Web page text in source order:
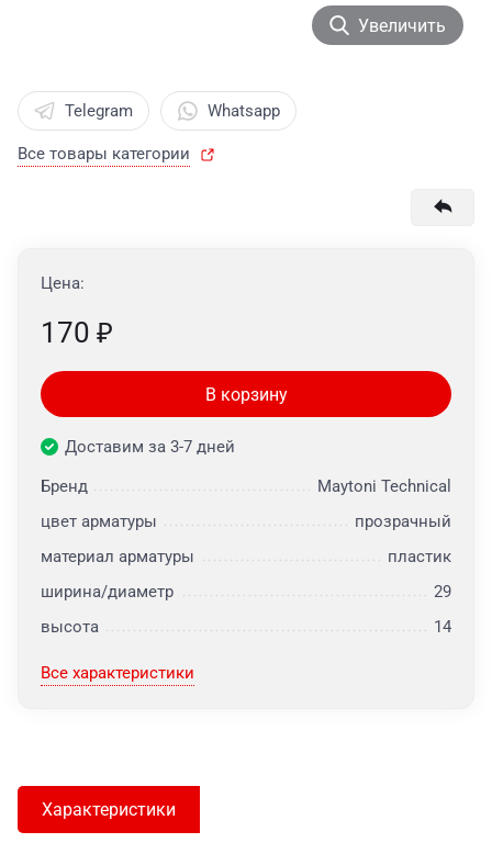
Увеличить
Telegram Whatsapp
Все товары категории
Цена:
170 ₽
В корзину
Доставим за 3-7 дней
Бренд
Maytoni Technical
цвет арматуры
прозрачный
материал арматуры
пластик
ширина/диаметр
29
высота
14
Все характеристики
Характеристики